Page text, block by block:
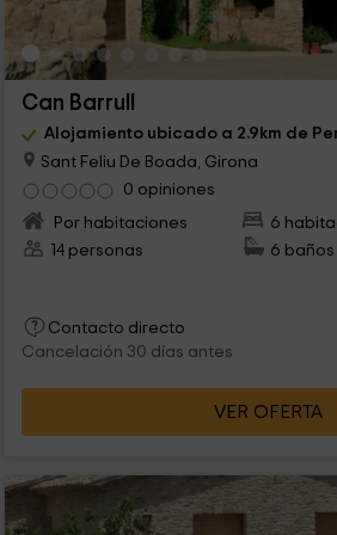
Can Barrull
Alojamiento ubicado a 2.9km de
Sant Feliu De Boada, Girona
0 opiniones
Por habitaciones
6
14 personas
6 baños
Contacto directo
Cancelación 30 días antes
VER OFERTA